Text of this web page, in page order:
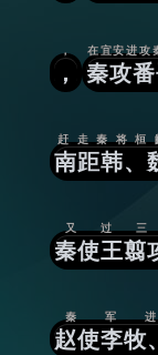
，
，
秦攻
在宜安进攻
南距韩、
赶走秦将桓
秦使王翦
又过三
赵使李牧
秦军